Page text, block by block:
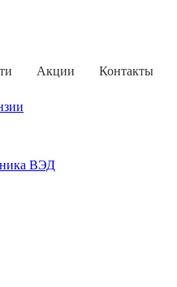
Акции Контакты
ВЭД